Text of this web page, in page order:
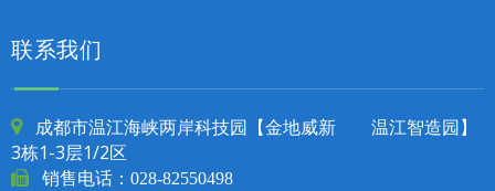
联系我们

成都市温江海峡两岸科技园【金地威新 温江智造园】
3栋1-3层1/2区
 销售电话： 028-82550498